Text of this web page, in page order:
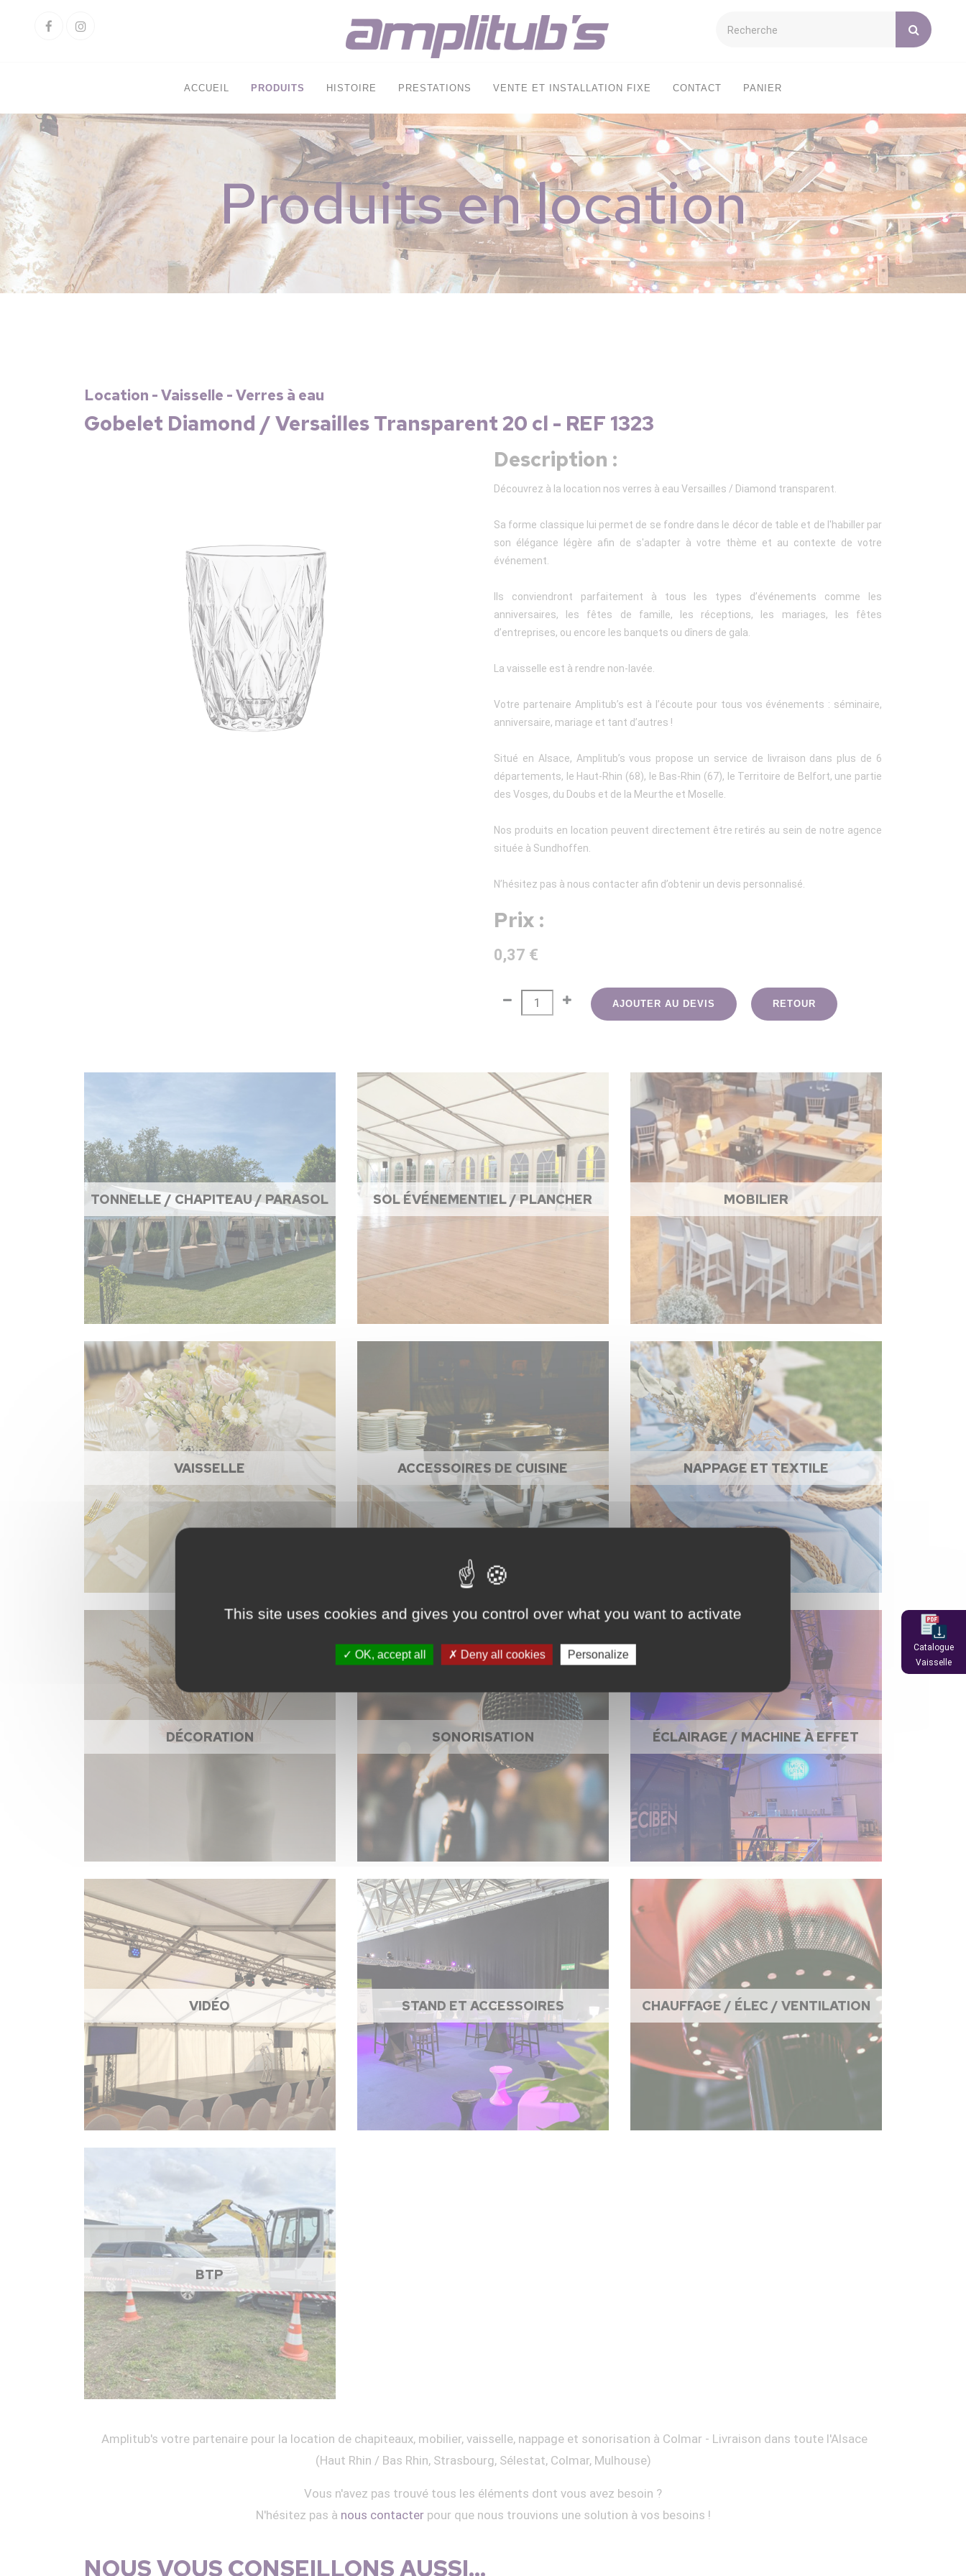
FacebookInstagram
ACCUEIL PRODUITS HISTOIRE PRESTATIONS VENTE ET INSTALLATION FIXE CONTACT PANIER
Produits en location
Location - Vaisselle - Verres à eau
Gobelet Diamond / Versailles Transparent 20 cl - REF 1323
Description :
Découvrez à la location nos verres à eau Versailles / Diamond transparent.
Sa forme classique lui permet de se fondre dans le décor de table et de l'habiller par
son élégance légère afin de s'adapter à votre thème et au contexte de votre
événement.
Ils conviendront parfaitement à tous les types d’événements comme les
anniversaires, les fêtes de famille, les réceptions, les mariages, les fêtes
d’entreprises, ou encore les banquets ou dîners de gala.
La vaisselle est à rendre non-lavée.
Votre partenaire Amplitub’s est à l’écoute pour tous vos événements : séminaire,
anniversaire, mariage et tant d’autres !
Situé en Alsace, Amplitub’s vous propose un service de livraison dans plus de 6
départements, le Haut-Rhin (68), le Bas-Rhin (67), le Territoire de Belfort, une partie
des Vosges, du Doubs et de la Meurthe et Moselle.
Nos produits en location peuvent directement être retirés au sein de notre agence
située à Sundhoffen.
N’hésitez pas à nous contacter afin d’obtenir un devis personnalisé.
Prix :
0,37 €
AJOUTER AU DEVIS RETOUR
TONNELLE / CHAPITEAU / PARASOL SOL ÉVÉNEMENTIEL / PLANCHER MOBILIER
VAISSELLE ACCESSOIRES DE CUISINE NAPPAGE ET TEXTILE
DÉCORATION SONORISATION ÉCLAIRAGE / MACHINE À EFFET
VIDÉO STAND ET ACCESSOIRES CHAUFFAGE / ÉLEC / VENTILATION
BTP
Amplitub's votre partenaire pour la location de chapiteaux, mobilier, vaisselle, nappage et sonorisation à Colmar - Livraison dans toute l'Alsace
(Haut Rhin / Bas Rhin, Strasbourg, Sélestat, Colmar, Mulhouse)
Vous n'avez pas trouvé tous les éléments dont vous avez besoin ?
N'hésitez pas à nous contacterpour que nous trouvions une solution à vos besoins !
NOUS VOUS CONSEILLONS AUSSI...
Catalogue
Vaisselle
This site uses cookies and gives you control over what you want to activate
OK, accept all Deny all cookies Personalize